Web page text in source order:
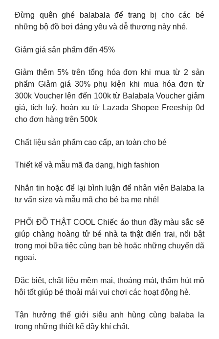
Đừng quên ghé balabala để trang bị cho các bé
những bộ đồ bơi đáng yêu và dễ thương này nhé.
Giảm giá sản phẩm đến 45%
Giảm thêm 5% trên tổng hóa đơn khi mua từ 2 sản
phẩm Giảm giá 30% phụ kiện khi mua hóa đơn từ
300k Voucher lên đến 100k từ Balabala Voucher giảm
giá, tích luỹ, hoàn xu từ Lazada Shopee Freeship 0đ
cho đơn hàng trên 500k
Chất liệu sản phẩm cao cấp, an toàn cho bé
Thiết kế và mẫu mã đa dạng, high fashion
Nhắn tin hoặc để lại bình luận để nhân viên Balaba la
tư vấn size và mẫu mã cho bé ba mẹ nhé!
PHỐI ĐỒ THẬT COOL Chiếc áo thun đầy màu sắc sẽ
giúp chàng hoàng tử bé nhà ta thật điển trai, nổi bật
trong mọi bữa tiệc cùng bạn bè hoặc những chuyến dã
ngoại.
Đặc biệt, chất liệu mềm mại, thoáng mát, thấm hút mồ
hôi tốt giúp bé thoải mái vui chơi các hoạt động hè.
Tận hưởng thế giới siêu anh hùng cùng balaba la
trong những thiết kế đầy khí chất.